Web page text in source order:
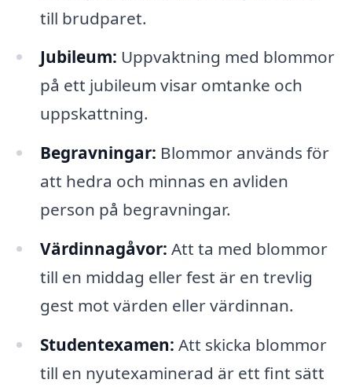
till brudparet.
Jubileum: Uppvaktning med blommor
på ett jubileum visar omtanke och
uppskattning.
Begravningar: Blommor används för
att hedra och minnas en avliden
person på begravningar.
Värdinnagåvor: Att ta med blommor
till en middag eller fest är en trevlig
gest mot värden eller värdinnan.
Studentexamen: Att skicka blommor
till en nyutexaminerad är ett fint sätt